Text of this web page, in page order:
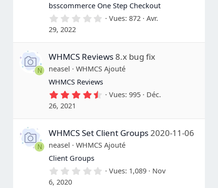
bsscommerce One Step Checkout
0
0
t
o
i
Vues 872
Avr.
29, 2022
N
WHMCS Reviews 8.x bug fix
neasel
WHMCS Ajouté
WHMCS Reviews
4
0
t
o
i
Vues 995
Déc.
26, 2021
N
WHMCS Set Client Groups2020-11-06
neasel
WHMCS Ajouté
Client Groups
0 Vues 1,089
Nov
6, 2020